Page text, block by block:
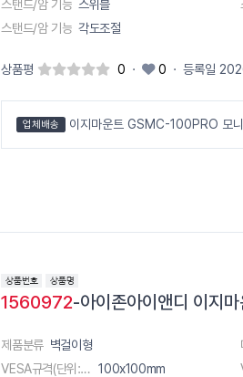
스탠드/암 기능 스위블
스탠드/암 기능 각도조절
상품평 0 · 0 · 등록일
업체배송 이지마운트 GSMC-100PRO 모
1560972-아이존아이앤디 이지
제품분류 벽걸이형
VESA규격(단위:m) 100x100mm